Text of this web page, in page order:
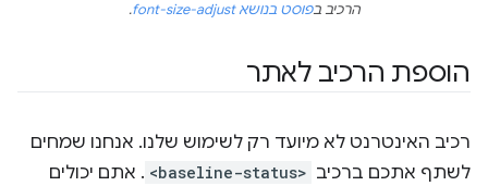
הרכיב בפוסט בנושא font-size-adjust .
הוספת הרכיב לאתר
רכיב האינטרנט לא מיועד רק לשימוש שלנו. אנחנו שמחים
לשתף אתכם ברכיב <baseline-status> . אתם יכולים